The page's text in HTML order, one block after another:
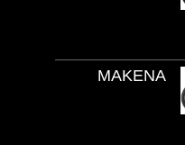
MAKENA